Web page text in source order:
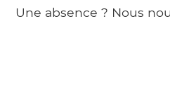
Une absence ? Nous